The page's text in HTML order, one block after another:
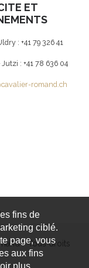
ET
: +41 79 326 41
: +41 78 636 04
romand.ch
- Tous droits
fins de
ciblé.
page, vous
aux fins
plus.